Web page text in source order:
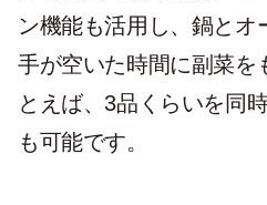
ン機能も活用し、鍋とオ
手が空いた時間に副菜を
とえば、3品くらいを同
も可能です。